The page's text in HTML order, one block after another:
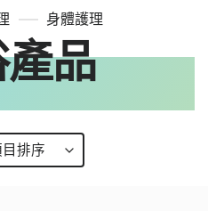
身體護理
品